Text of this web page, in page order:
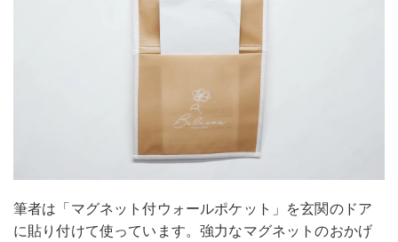
筆者は「マグネット付ウォールポケット」を玄関のドア
に貼り付けて使っています。強力なマグネットのおかげ